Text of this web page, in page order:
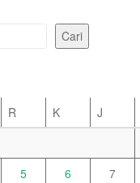
Cari
R K J
5 6 7